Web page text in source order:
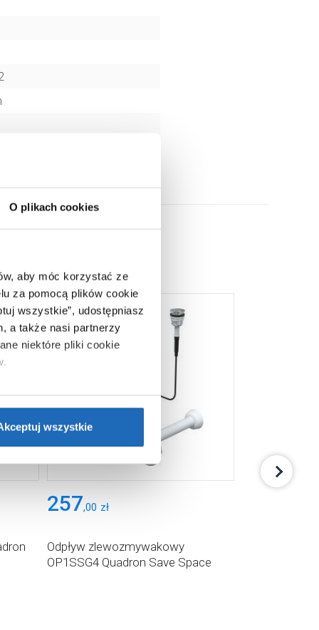
O plikach cookies
aby móc korzystać ze
za pomocą plików cookie
wszystkie”, udostępniasz
a także nasi partnerzy
niektóre pliki cookie
Jeśli chcesz uzyskać
wszystkie
257,00 zł
Odpływ zlewozmywakowy
OP1SSG4 Quadron Save Space